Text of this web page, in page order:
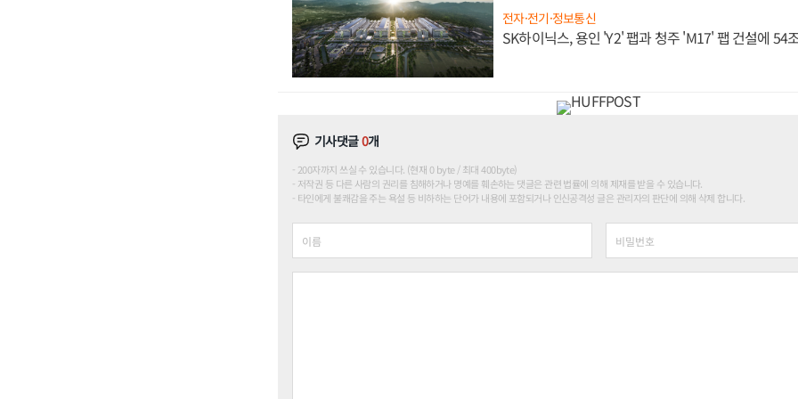
전자·전기·정보통신
SK하이닉스, 용인 'Y2' 팹과 청주 'M17' 팹 건설에 54
기사댓글0개
200자까지 쓰실 수 있습니다. (현재 0 byte / 최대 400byte)
저작권 등 다른 사람의 권리를 침해하거나 명예를 훼손하는 댓글은 관련 법률에 의해 제재를 받을 수 있습니다.
타인에게 불쾌감을 주는 욕설 등 비하하는 단어가 내용에 포함되거나 인신공격성 글은 관리자의 판단에 의해 삭제 합니다.